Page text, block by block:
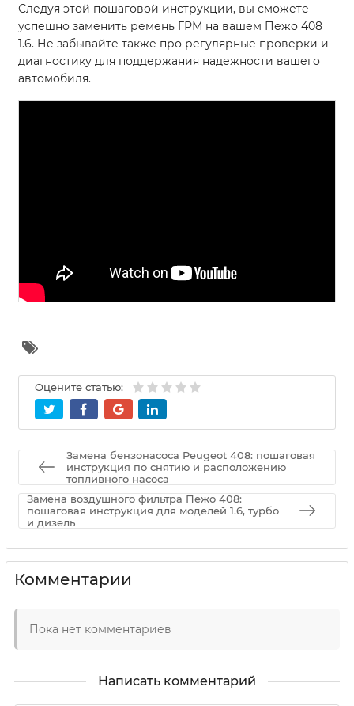
Следуя этой пошаговой инструкции, вы сможете
успешно заменить ремень ГРМ на вашем Пежо 408
1.6. Не забывайте также про регулярные проверки и
диагностику для поддержания надежности вашего
автомобиля.
Оцените статью:
Замена бензонасоса Peugeot 408: пошаговая
инструкция по снятию и расположению
топливного насоса
Замена воздушного фильтра Пежо 408:
пошаговая инструкция для моделей 1.6, турбо
и дизель
Комментарии
Пока нет комментариев
Написать комментарий